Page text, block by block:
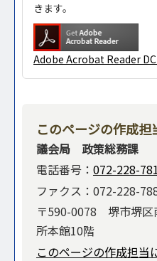
きます。
Adobe Acrobat Reader
このページの作成担
議会局 政策総務課
電話番号： 072-228-
ファクス：072-228-
〒590-0078 堺市堺
所本館10階
このページの作成担当